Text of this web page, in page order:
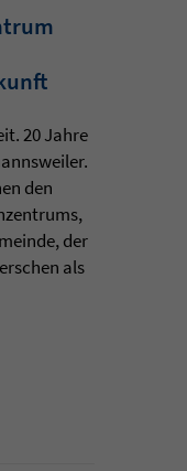
20 Jahre
den
der
als